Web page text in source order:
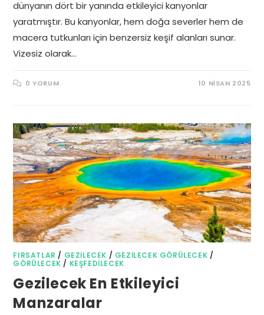
dünyanın dört bir yanında etkileyici kanyonlar
yaratmıştır. Bu kanyonlar, hem doğa severler hem de
macera tutkunları için benzersiz keşif alanları sunar.
Vizesiz olarak…
0 YORUM 10 NISAN 2025
FIRSATLAR / GEZILECEK / GEZILECEK GÖRÜLECEK /
GÖRÜLECEK / KEŞFEDILECEK
Gezilecek En Etkileyici
Manzaralar